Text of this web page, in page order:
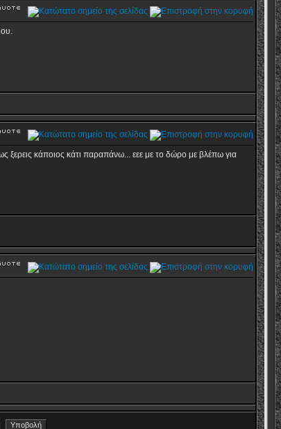
ξερεις κάποιος κάτι παραπάνω... εεε με το δώρο με βλέπω για